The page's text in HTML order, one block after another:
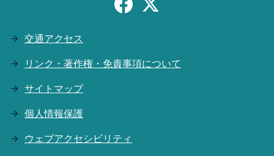
交通アクセス
リンク・著作権・免責事項について
サイトマップ
個人情報保護
ウェブアクセシビリティ